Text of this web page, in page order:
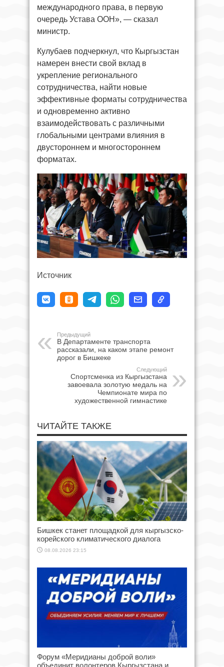
международного права, в первую
очередь Устава ООН», — сказал
министр.
Кулубаев подчеркнул, что Кыргызстан
намерен внести свой вклад в
укрепление регионального
сотрудничества, найти новые
эффективные форматы сотрудничества
и одновременно активно
взаимодействовать с различными
глобальными центрами влияния в
двустороннем и многостороннем
форматах.
Источник
Предыдущий
В Департаменте транспорта
рассказали, на каком этапе ремонт
дорог в Бишкеке
Следующий
Спортсменка из Кыргызстана
завоевала золотую медаль на
Чемпионате мира по
художественной гимнастике
ЧИТАЙТЕ ТАКЖЕ
Бишкек станет площадкой для кыргызско-
корейского климатического диалога
08.08.2026 23:15
Форум «Меридианы доброй воли»
объединит волонтеров Кыргызстана и